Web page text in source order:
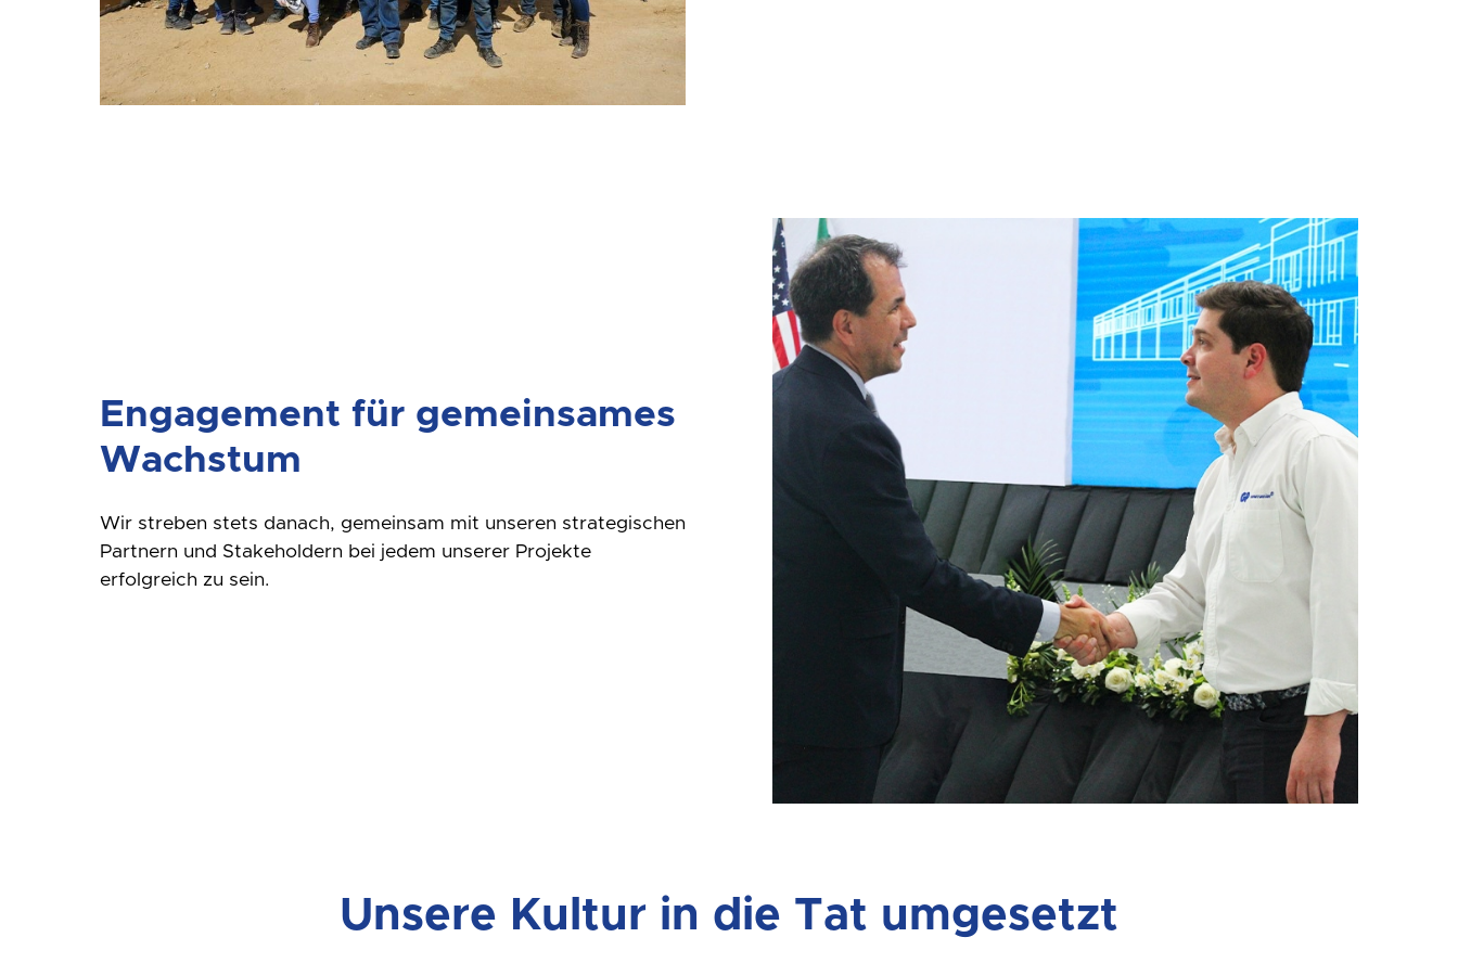
Engagement für gemeinsames
Wachstum
Wir streben stets danach, gemeinsam mit unseren strategischen
Partnern und Stakeholdern bei jedem unserer Projekte
erfolgreich zu sein.
Unsere Kultur in die Tat umgesetzt